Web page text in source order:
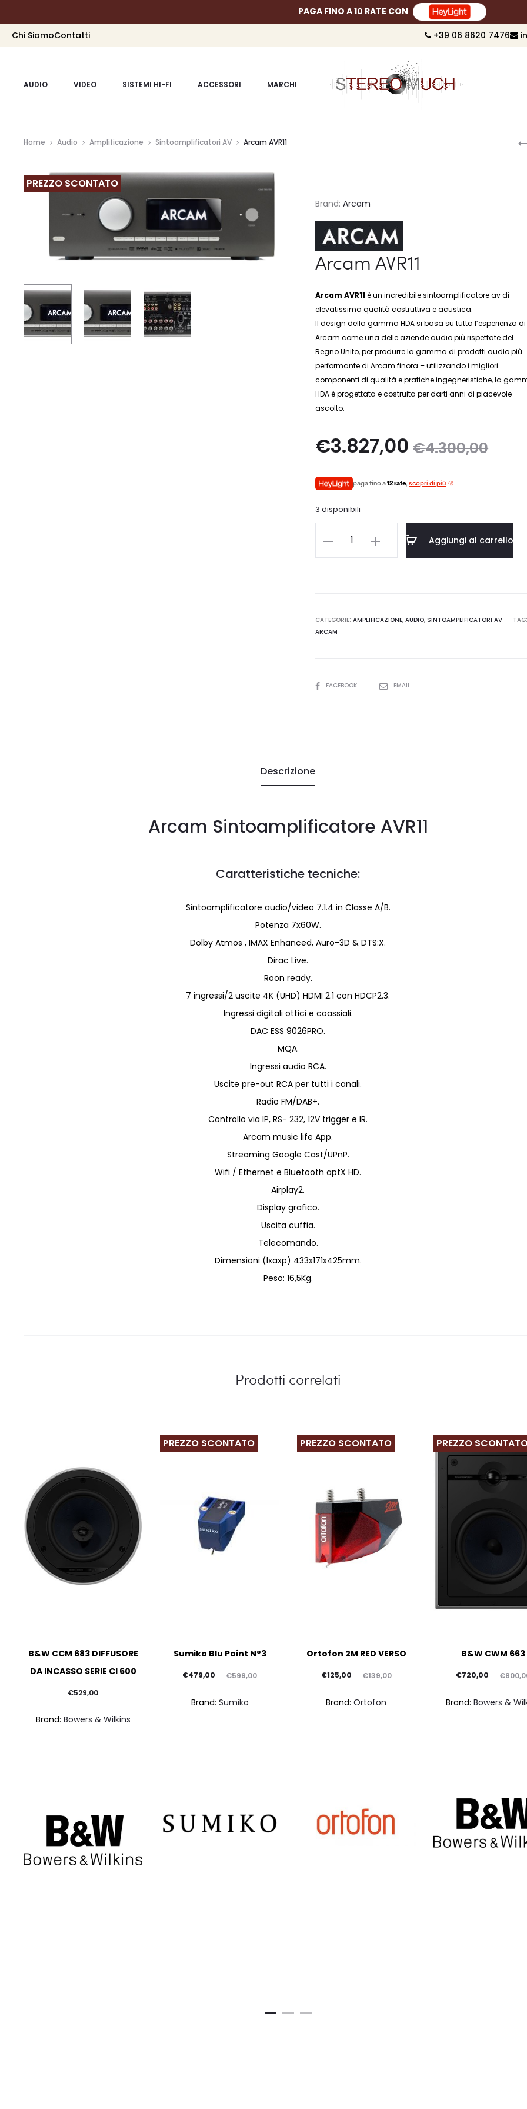
PAGA FINO A 10 RATE CON
Chi SiamoContatti +39 06 8620 7476
AUDIO VIDEO SISTEMI HI-FI ACCESSORI MARCHI
Home Audio Amplificazione Sintoamplificatori AV Arcam AVR11
PREZZO SCONTATO
Brand:Arcam
Arcam AVR11
Arcam AVR11è un incredibile sintoamplificatore av di
elevatissima qualità costruttiva e acustica.
Il design della gamma HDA si basa su tutta l’esperienza di
Arcam come una delle aziende audio più rispettate del
Regno Unito, per produrre la gamma di prodotti audio più
performante di Arcam finora – utilizzando i migliori
componenti di qualità e pratiche ingegneristiche, la
HDA è progettata e costruita per darti anni di piacevole
ascolto.
€4.300,00
Il
originale
era:
€4.300,00.
€3.827,00
Il
prezzo
attuale
€3.827,00.
paga fino a12 rate,scopri di più
3 disponibili
Aggiungi al carrello
CATEGORIE:AMPLIFICAZIONE,AUDIO, SINTOAMPLIFICATORI AV
ARCAM
SHAREFACEBOOK EMAIL
Descrizione
Arcam Sintoamplificatore AVR11
Caratteristiche tecniche:
Sintoamplificatore audio/video 7.1.4 in Classe A/B.
Potenza 7x60W.
Dolby Atmos , IMAX Enhanced, Auro-3D & DTS:X.
Dirac Live.
Roon ready.
7 ingressi/2 uscite 4K (UHD) HDMI 2.1 con HDCP2.3.
Ingressi digitali ottici e coassiali.
DAC ESS 9026PRO.
MQA.
Ingressi audio RCA.
Uscite pre-out RCA per tutti i canali.
Radio FM/DAB+.
Controllo via IP, RS- 232, 12V trigger e IR.
Arcam music life App.
Streaming Google Cast/UPnP.
Wifi / Ethernet e Bluetooth aptX HD.
Airplay2.
Display grafico.
Uscita cuffia.
Telecomando.
Dimensioni (lxaxp) 433x171x425mm.
Peso: 16,5Kg.
Prodotti correlati
B&W CCM 683 DIFFUSORE
DA INCASSO SERIE CI 600
€529,00
Brand: Bowers & Wilkins
PREZZO SCONTATO
Sumiko Blu Point N°3
€599,00
Il
€479,00
Il
Brand: Sumiko
PREZZO SCONTATO
Ortofon 2M RED VERSO
€139,00
Il
€125,00
Brand:Ortofon
PREZZO
B&W CWM 663
€
Il
€720,00
Brand: Bowers &